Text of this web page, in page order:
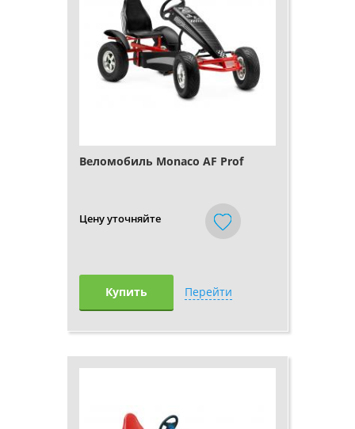
Веломобиль Monaco AF Prof
Цену уточняйте
Купить Перейти